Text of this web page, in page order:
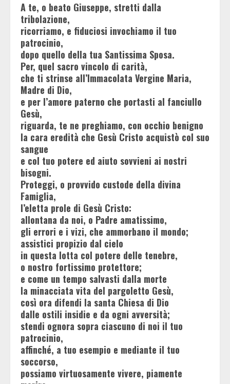
A te, o beato Giuseppe, stretti dalla
tribolazione,
ricorriamo, e fiduciosi invochiamo il tuo
patrocinio,
dopo quello della tua Santissima Sposa.
Per, quel sacro vincolo di carità,
che ti strinse all’Immacolata Vergine Maria,
Madre di Dio,
e per l’amore paterno che portasti al fanciullo
Gesù,
riguarda, te ne preghiamo, con occhio benigno
la cara eredità che Gesù Cristo acquistò col suo
sangue
e col tuo potere ed aiuto sovvieni ai nostri
bisogni.
Proteggi, o provvido custode della divina
Famiglia,
l’eletta prole di Gesù Cristo:
allontana da noi, o Padre amatissimo,
gli errori e i vizi, che ammorbano il mondo;
assistici propizio dal cielo
in questa lotta col potere delle tenebre,
o nostro fortissimo protettore;
e come un tempo salvasti dalla morte
la minacciata vita del pargoletto Gesù,
così ora difendi la santa Chiesa di Dio
dalle ostili insidie e da ogni avversità;
stendi ognora sopra ciascuno di noi il tuo
patrocinio,
affinché, a tuo esempio e mediante il tuo
soccorso,
possiamo virtuosamente vivere, piamente